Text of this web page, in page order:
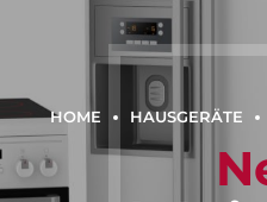
HOME HAUSGERÄTE